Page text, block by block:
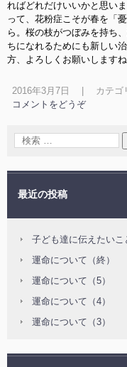
ればどれだけいいかと思い
って、花粉症こそが春を「
ら。桜の枝がつぼみを持ち
ちになれるためにも新しい
方、よろしくお願いしますね
2016年3月7日 カテゴ
コメントをどうぞ
最近の投稿
子ども達に伝えたいこ
運命について（終）
運命について（5）
運命について（4）
運命について（3）